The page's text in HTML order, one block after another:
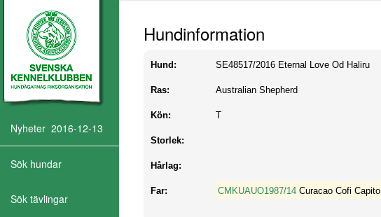
Nyheter 2016-12-13
Sök hundar
Sök tävlingar
Hundinformation
Hund: SE48517/2016 Eternal Love Od Haliru
Ras: Australian Shepherd
Kön: T
Storlek:
Hårlag:
Far: CMKUAUO1987/14 Curacao Cofi Capito